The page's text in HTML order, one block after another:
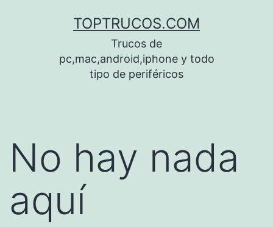
TOPTRUCOS.COM
Trucos de
pc,mac,android,iphone y todo
tipo de periféricos
No hay nada
aquí